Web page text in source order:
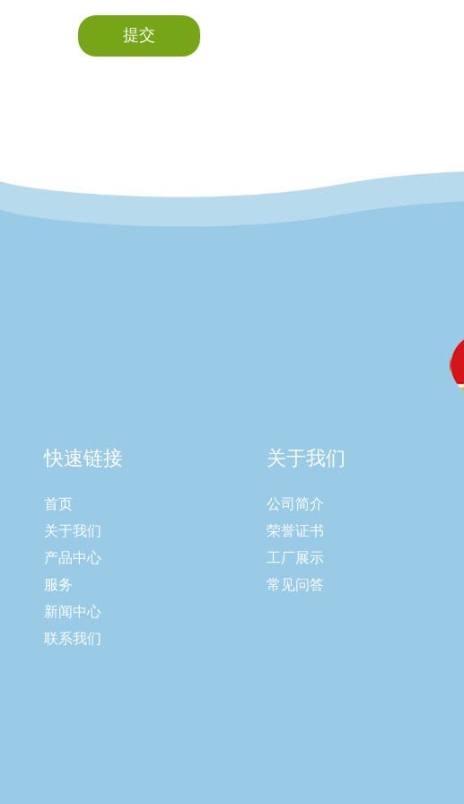
快速链接
首页
关于我们
产品中心
服务
新闻中心
联系我们
关于我们
公司简介
荣誉证书
工厂展示
常见问答